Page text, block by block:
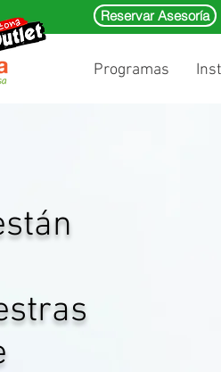
Programas
Reservar Asesoría